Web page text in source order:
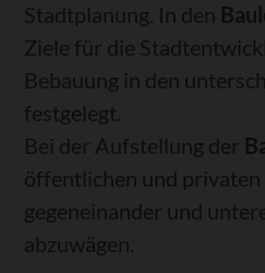
Stadtplanung. In den
Ziele für die
Bebauung in den
festgelegt.
Bei der Aufstellung der
öffentlichen und privaten
gegeneinander und
abzuwägen.